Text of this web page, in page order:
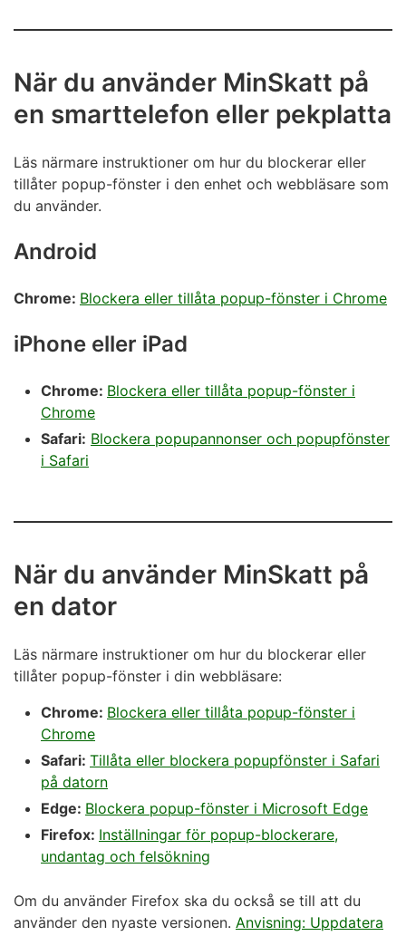
När du använder MinSkatt på
en smarttelefon eller pekplatta
Läs närmare instruktioner om hur du blockerar eller
tillåter popup-fönster i den enhet och webbläsare som
du använder.
Android
Chrome: Blockera eller tillåta popup-fönster i Chrome
iPhone eller iPad
Chrome: Blockera eller tillåta popup-fönster i
Chrome
Safari: Blockera popupannonser och popupfönster
i Safari
När du använder MinSkatt på
en dator
Läs närmare instruktioner om hur du blockerar eller
tillåter popup-fönster i din webbläsare:
Chrome: Blockera eller tillåta popup-fönster i
Chrome
Safari: Tillåta eller blockera popupfönster i Safari
på datorn
Edge: Blockera popup-fönster i Microsoft Edge
Firefox: Inställningar för popup-blockerare,
undantag och felsökning
Om du använder Firefox ska du också se till att du
använder den nyaste versionen. Anvisning: Uppdatera